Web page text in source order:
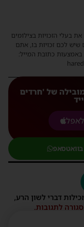
בעלי הזכויות בצילומים
שיש לכם זכויות בו, אתם
כתובת המייל:
של 'חרדים
לאפל
דברי לשון הרע,
לתגובות.